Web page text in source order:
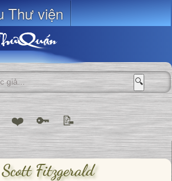
Thư viện
🔍
❤️ 🔑 📝
Fitzgerald